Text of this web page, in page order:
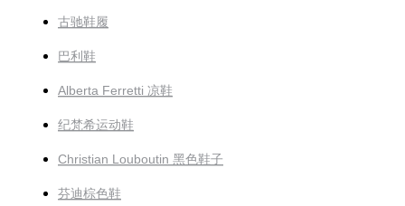
古驰鞋履
巴利鞋
Alberta Ferretti 凉鞋
纪梵希运动鞋
Christian Louboutin 黑色鞋子
芬迪棕色鞋